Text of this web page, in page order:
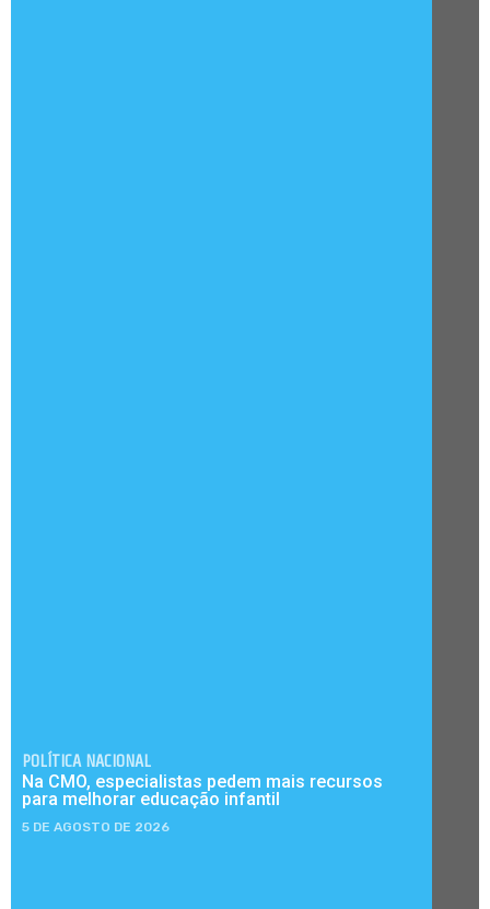
POLÍTICA NACIONAL
Na CMO, especialistas pedem mais recursos
para melhorar educação infantil
5 DE AGOSTO DE 2026